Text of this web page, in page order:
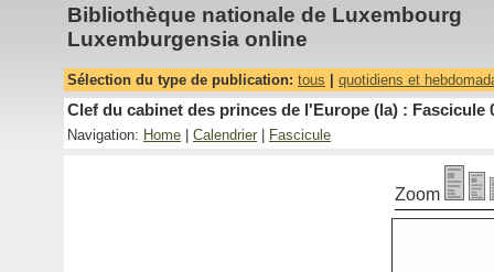
Bibliothèque nationale de Luxembourg
Luxemburgensia online
Sélection du type de publication: tous quotidiens et
Clef du cabinet des princes de l'Europe (la) : Fascicule
Navigation: Home Calendrier Fascicule
Zoom